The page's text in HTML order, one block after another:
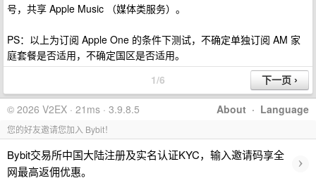
号，共享 Apple Music （媒体类服务）。
PS：以上为订阅 Apple One 的条件下测试，不确定单独订阅 AM 家
庭套餐是否适用，不确定国区是否适用。
1/6
About · Language
© 2026 V2EX · 21ms · 3.9.8.5
您的好友邀请您加入 Bybit！
Bybit交易所中国大陆注册及实名认证KYC，输入邀请码享全
网最高返佣优惠。
›